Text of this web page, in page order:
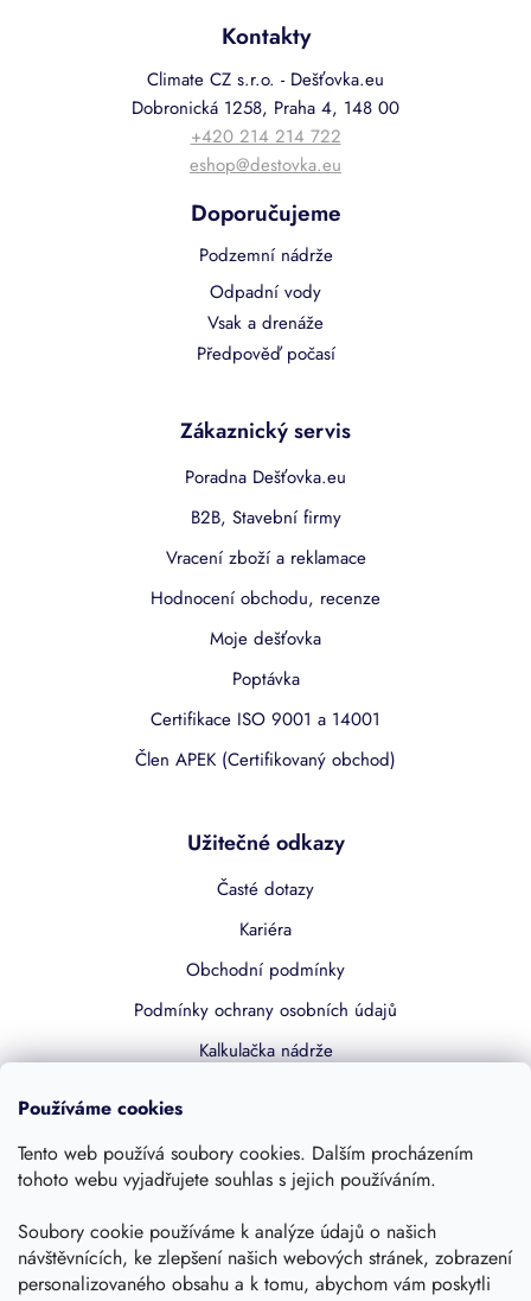
Používáme cookies
Tento web používá soubory cookies. Dalším procházením
tohoto webu vyjadřujete souhlas s jejich používáním.
Soubory cookie používáme k analýze údajů o našich
návštěvnících, ke zlepšení našich webových stránek, zobrazení
personalizovaného obsahu a k tomu, abychom vám poskytli
Kontakty
Climate CZ s.r.o. - Dešťovka.eu
Dobronická 1258, Praha 4, 148 00
+420 214 214 722
eshop@destovka.eu
Doporučujeme
Podzemní nádrže
Odpadní vody
Vsak a drenáže
Předpověď počasí
Zákaznický servis
Poradna Dešťovka.eu
B2B, Stavební firmy
Vracení zboží a reklamace
Hodnocení obchodu, recenze
Moje dešťovka
Poptávka
Certifikace ISO 9001 a 14001
Člen APEK (Certifikovaný obchod)
Užitečné odkazy
Časté dotazy
Kariéra
Obchodní podmínky
Podmínky ochrany osobních údajů
Kalkulačka nádrže
Kontakty
Sledujte nás